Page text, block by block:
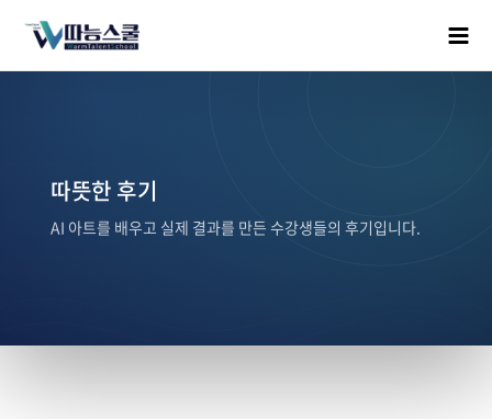
따뜻한 후기
AI 아트를 배우고 실제 결과를 만든 수강생들의 후기입니다.